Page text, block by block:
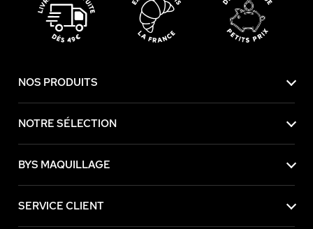
NOS PRODUITS
NOTRE SÉLECTION
BYS MAQUILLAGE
SERVICE CLIENT
accepter